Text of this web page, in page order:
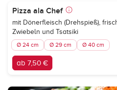
Pizza ala Chef
mit Dönerfleisch (Drehspieß),
Zwiebeln und Tsatsiki
Ø 24 cm Ø 29 cm Ø 40 cm
ab 7,50 €